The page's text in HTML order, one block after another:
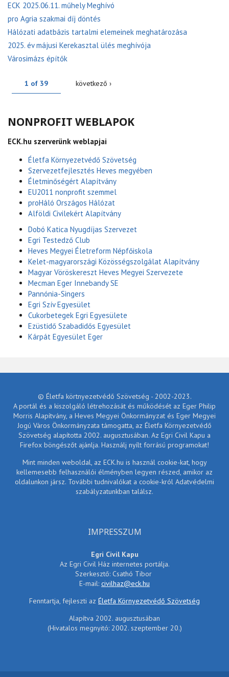
ECK 2025.06.11. műhely Meghívó
pro Agria szakmai díj döntés
Hálózati adatbázis tartalmi elemeinek meghatározása
2025. év májusi Kerekasztal ülés meghívója
Városimázs építők
1 of 39 következő ›
NONPROFIT WEBLAPOK
ECK.hu szerverünk weblapjai
Életfa Környezetvédő Szövetség
Szervezetfejlesztés Heves megyében
Életminőségért Alapítvány
EU2011 nonprofit szemmel
proHáló Országos Hálózat
Alföldi Civilekért Alapítvány
Dobó Katica Nyugdíjas Szervezet
Egri Testedző Club
Heves Megyei Életreform Népfőiskola
Kelet-magyarországi Közösségszolgálat Alapítvány
Magyar Vöröskereszt Heves Megyei Szervezete
Mecman Eger Innebandy SE
Pannónia-Singers
Egri Szív Egyesület
Cukorbetegek Egri Egyesülete
Ezüstidő Szabadidős Egyesület
Kárpát Egyesület Eger
© Életfa körtnyezetvédő Szövetség - 2002-2023.
A portál és a kiszolgáló létrehozását és működését az Eger Philip
Morris Alapítvány, a Heves Megyei Önkormányzat és Eger Megyei
Jogú Város Önkormányzata támogatta, az Életfa Környezetvédő
Szövetség alapította 2002. augusztusában. Az Egri Civil Kapu a
Firefox böngészőt ajánlja. Használj nyílt forrású programokat!
Mint minden weboldal, az ECK.hu is használ cookie-kat, hogy
kellemesebb felhasználói élményben legyen részed, amikor az
oldalunkon jársz. További tudnivalókat a cookie-król Adatvédelmi
szabályzatunkban találsz.
IMPRESSZUM
Egri Civil Kapu
Az Egri Civil Ház internetes portálja.
Szerkesztő: Csathó Tibor
E-mail: civilhaz@eck.hu
Fenntartja, fejleszti az Életfa Környezetvédő Szövetség
Alapítva 2002. augusztusában
(Hivatalos megnyitó: 2002. szeptember 20.)